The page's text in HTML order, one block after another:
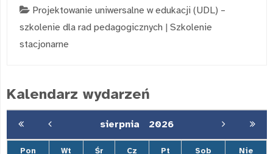
Projektowanie uniwersalne w edukacji (UDL) –
szkolenie dla rad pedagogicznych | Szkolenie
stacjonarne
Kalendarz wydarzeń
sierpnia 2026
Pon Wt Śr Cz Pt Sob Nie